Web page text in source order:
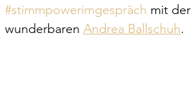
#stimmpowerimgespräch mit der
wunderbaren Andrea Ballschuh.